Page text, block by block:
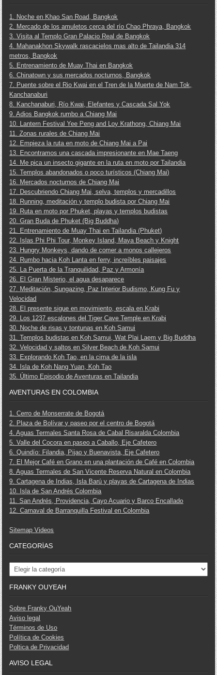
1. Noche en Khao San Road, Bangkok
2. Mercado de los amuletos cerca del río Chao Phraya, Bangkok
3. Visita al Templo Gran Palacio Real de Bangkok
4. Mahanakhon Skywalk rascacielos mas alto de Tailandia 314
metros, Bangkok
5. Entrenamiento de Muay Thai en Bangkok
6. Chinatown y sus mercados nocturnos, Bangkok
7. Puente sobre el Rio Kwai en el Tren de la Muerte de Nam Tok,
Kanchanaburi
8. Kanchanaburi, Río Kwai, Elefantes y Cascada Sal Yok
9. Adios Bangkok rumbo a Chiang Mai
10. Lantern Festival Yee Peng and Loy Krathong, Chiang Mai
11. Zonas rurales de Chiang Mai
12. Empieza la ruta en moto de Chiang Mai a Pai
13. Encontramos una cascada impresionante en Mae Taeng
14. Me pica un insecto gigante en la ruta en moto por Tailandia
15. Templos abandonados o poco turísticos (Chiang Mai)
16. Mercados nocturnos de Chiang Mai
17. Descubriendo Chiang Mai, selva, templos y mercadillos
18. Running, meditación y templo budista por Chiang Mai
19. Ruta en moto por Phuket, playas y templos budistas
20. Gran Buda de Phuket (Big Buddha)
21. Entrenamiento de Muay Thai en Tailandia (Phuket)
22. Islas Phi Phi Tour, Monkey Island, Maya Beach y Knight
23. Hungry Monkeys, dando de comer a monos callejeros
24. Rumbo hacia Koh Lanta en ferry, increíbles paisajes
25. La Puerta de la Tranquilidad, Paz y Armonía
26. El Gran Misterio, el agua desaparece
27. Meditación, Sungazing, Paz Interior Budismo, Kung Fu y
Velocidad
28. El presente sigue en movimiento, escala en Krabi
29. Los 1237 escalones del Tiger Cave Temple en Krabi
30. Noche de risas y tontunas en Koh Samui
31. Templos budistas en Koh Samui, Wat Plai Laem y Big Buddha
32. Velocidad y saltos en Silver Beach de Koh Samui
33. Explorando Koh Tao, en la cima de la isla
34. Isla de Koh Nang Yuan, Koh Tao
35. Último Episodio de Aventuras en Tailandia
AVENTURAS EN COLOMBIA
1. Cerro de Monserrate de Bogotá
2. Plaza de Bolívar y paseo por el centro de Bogotá
4. Aguas Termales Santa Rosa de Cabal Risaralda Colombia
5. Valle del Cocora en paseo a Caballo, Eje Cafetero
6. Quindío: Filandia, Pijao y Buenavista, Eje Cafetero
7. El Mejor Café en Grano en una plantación de Café en Colombia
8. Aguas Termales de San Vicente Reserva Natural en Colombia
9. Cartagena de Indias, Isla Barú y playas de Cartagena de Indias
10. Isla de San Andrés Colombia
11. San Andrés, Providencia, Cayo Acuario y Barco Encallado
12. Carnaval de Barranquilla Festival en Colombia
Sitemap Videos
CATEGORÍAS
Categorías
FRANKY OUYEAH
Sobre Franky OuYeah
Aviso legal
Términos de Uso
Política de Cookies
Poltica de Privacidad
AVISO LEGAL